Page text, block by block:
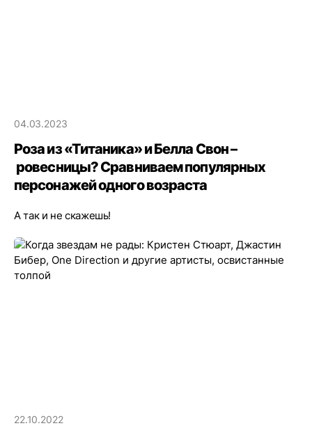
04.03.2023
Роза из «Титаника» и Белла Свон –
ровесницы? Сравниваем популярных
персонажей одного возраста
А так и не скажешь!
22.10.2022